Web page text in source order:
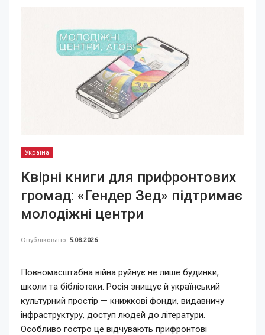
Україна
Квірні книги для прифронтових
громад: «Гендер Зед» підтримає
молодіжні центри
Опубліковано 5.08.2026
Повномасштабна війна руйнує не лише будинки,
школи та бібліотеки. Росія знищує й український
культурний простір — книжкові фонди, видавничу
інфраструктуру, доступ людей до літератури.
Особливо гостро це відчувають прифронтові